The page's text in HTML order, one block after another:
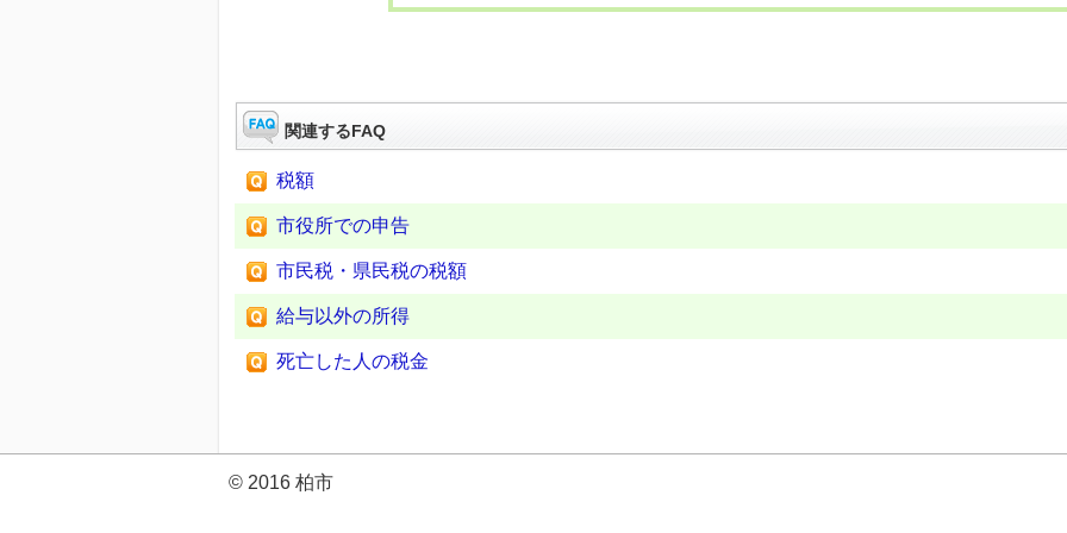
関連するFAQ
税額
市役所での申告
市民税・県民税の税額
給与以外の所得
死亡した人の税金
© 2016 柏市